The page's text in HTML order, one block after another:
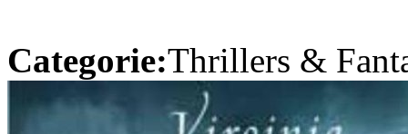
Categorie:Thrillers &